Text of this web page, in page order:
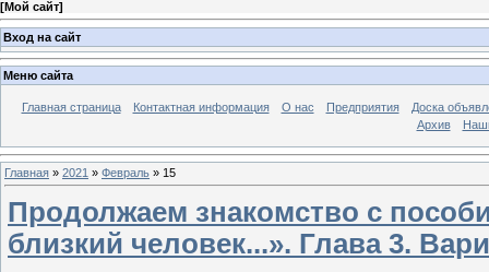
[Мой сайт]
Вход на сайт
Меню сайта
Главная страница Контактная информация О нас Предприятия
Доска
Архив
Главная » 2021 » Февраль » 15
Продолжаем знакомство с
близкий человек...». Глава 3.